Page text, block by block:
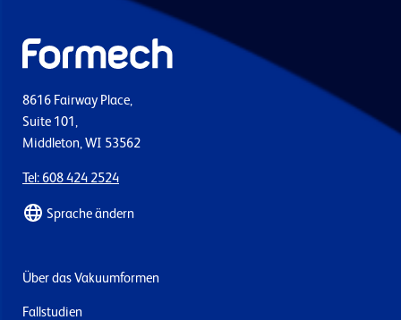
8616 Fairway Place,
Suite 101,
Middleton, WI 53562
Tel: 608 424 2524
Sprache ändern
Über das Vakuumformen
Fallstudien